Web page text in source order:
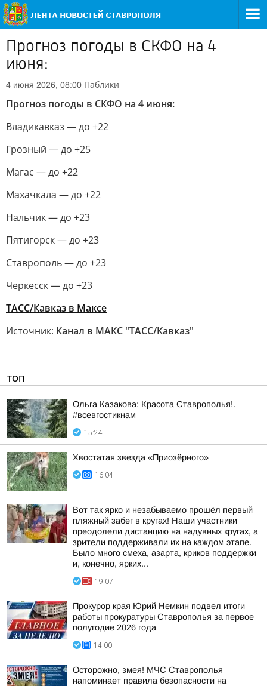
Прогноз погоды в СКФО на 4
июня:
4 июня 2026, 08:00 Паблики
Прогноз погоды в СКФО на 4 июня:
Владикавказ — до +22
Грозный — до +25
Магас — до +22
Махачкала — до +22
Нальчик — до +23
Пятигорск — до +23
Ставрополь — до +23
Черкесск — до +23
ТАСС/Кавказ в Максе
Источник: Канал в МАКС "ТАСС/Кавказ"
ТОП
Ольга Казакова: Красота Ставрополья!.
#всевгостикнам
15:24
Хвостатая звезда «Приозёрного»
16:04
Вот так ярко и незабываемо прошёл первый
пляжный забег в кругах! Наши участники
преодолели дистанцию на надувных кругах, а
зрители поддерживали их на каждом этапе.
Было много смеха, азарта, криков поддержки
и, конечно, ярких...
19:07
Прокурор края Юрий Немкин подвел итоги
работы прокуратуры Ставрополья за первое
полугодие 2026 года
14:00
Осторожно, змея! МЧС Ставрополья
напоминает правила безопасности на